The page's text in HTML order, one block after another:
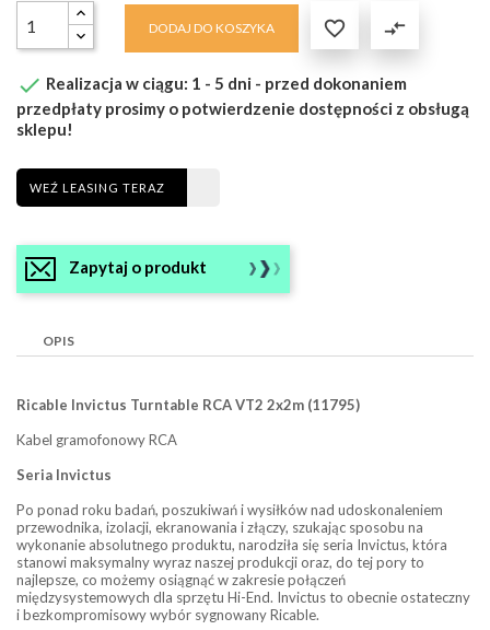
DODAJ DO KOSZYKA  compare_arrows
 Realizacja w ciągu: 1 - 5 dni - przed dokonaniem
przedpłaty prosimy o potwierdzenie dostępności z obsługą
sklepu!
WEŹ LEASING TERAZ
Zapytaj o produkt
OPIS
Ricable Invictus Turntable RCA VT2 2x2m (11795)
Kabel gramofonowy RCA
Seria Invictus
Po ponad roku badań, poszukiwań i wysiłków nad udoskonaleniem
przewodnika, izolacji, ekranowania i złączy, szukając sposobu na
wykonanie absolutnego produktu, narodziła się seria Invictus, która
stanowi maksymalny wyraz naszej produkcji oraz, do tej pory to
najlepsze, co możemy osiągnąć w zakresie połączeń
międzysystemowych dla sprzętu Hi-End. Invictus to obecnie ostateczny
i bezkompromisowy wybór sygnowany Ricable.